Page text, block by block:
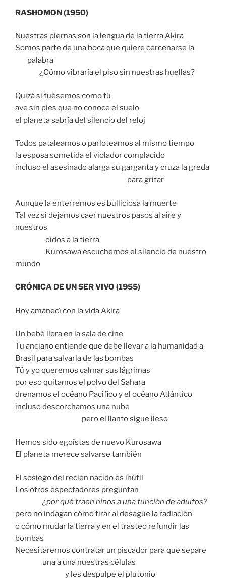
RASHOMON (1950)
Nuestras piernas son la lengua de la tierra Akira
Somos parte de una boca que quiere cercenarse la
palabra
¿Cómo vibraría el piso sin nuestras huellas?
Quizá si fuésemos como tú
ave sin pies que no conoce el suelo
el planeta sabría del silencio del reloj
Todos pataleamos o parloteamos al mismo tiempo
la esposa sometida el violador complacido
incluso el asesinado alarga su garganta y cruza la greda
para gritar
Aunque la enterremos es bulliciosa la muerte
Tal vez si dejamos caer nuestros pasos al aire y
nuestros
oídos a la tierra
Kurosawa escuchemos el silencio de nuestro
mundo
CRÓNICA DE UN SER VIVO (1955)
Hoy amanecí con la vida Akira
Un bebé llora en la sala de cine
Tu anciano entiende que debe llevar a la humanidad a
Brasil para salvarla de las bombas
Tú y yo queremos calmar sus lágrimas
por eso quitamos el polvo del Sahara
drenamos el océano Pacifico y el océano Atlántico
incluso descorchamos una nube
pero el llanto sigue ileso
Hemos sido egoístas de nuevo Kurosawa
El planeta merece salvarse también
El sosiego del recién nacido es inútil
Los otros espectadores preguntan
¿por qué traen niños a una función de adultos?
pero no indagan cómo tirar al desagüe la radiación
o cómo mudar la tierra y en el trasteo refundir las
bombas
Necesitaremos contratar un piscador para que separe
una a una nuestras células
y les despulpe el plutonio